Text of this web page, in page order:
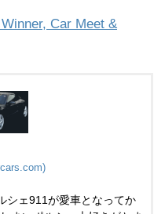
Car Meet &
シェ911が愛車となってか